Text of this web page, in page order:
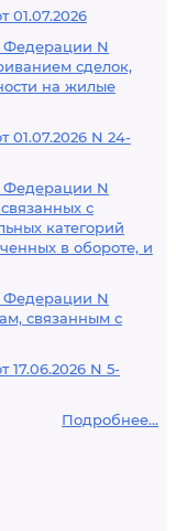
01.07.2026
Федерации N
сделок,
на жилые
N 24-
Федерации N
с
категорий
в обороте, и
Федерации N
связанным с
N 5-
Подробнее...